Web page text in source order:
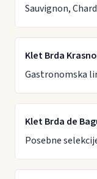
Sauvignon,
Klet Brda Krasno
Gastronomska
Klet Brda de
Posebne